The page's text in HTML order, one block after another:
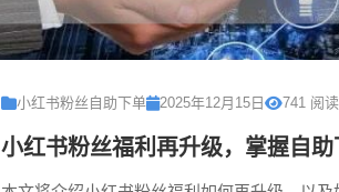
小红书粉丝自助下单 2025年12月15日 741 阅读
小红书粉丝福利再升级，掌握自助